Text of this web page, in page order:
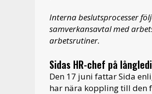
Interna beslutsprocesser
samverkansavtal med
arbetsrutiner.
Sidas HR-chef på
Den 17 juni fattar Sida
har nära koppling till den